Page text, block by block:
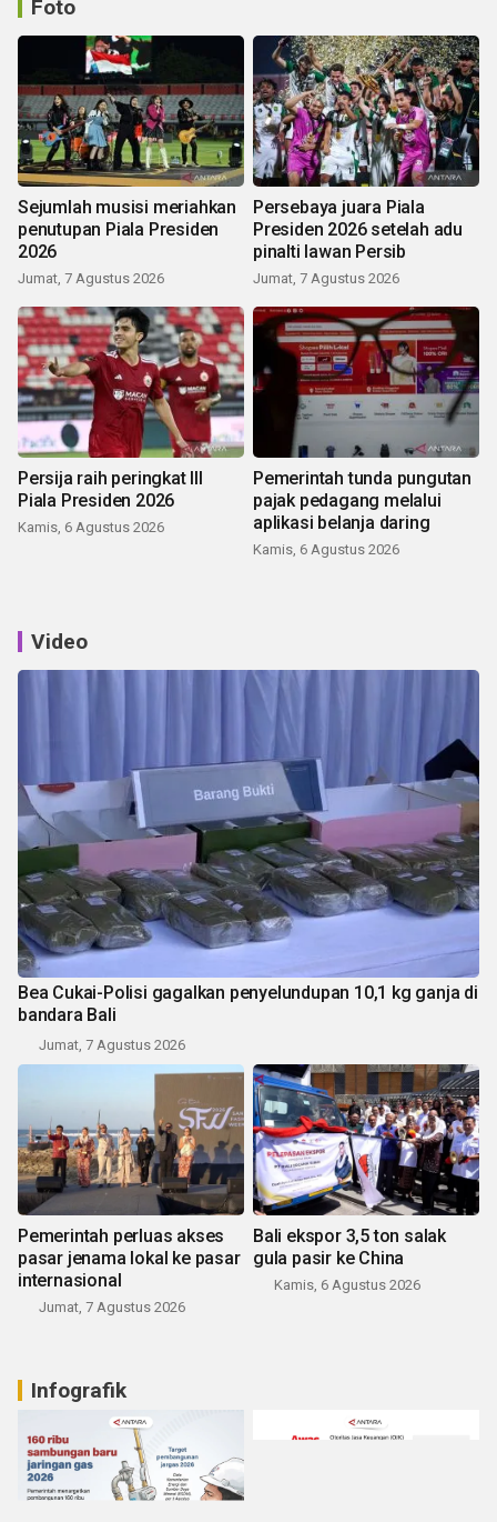
Foto
Sejumlah musisi meriahkan
penutupan Piala Presiden
2026
Jumat, 7 Agustus 2026
Persebaya juara Piala
Presiden 2026 setelah adu
pinalti lawan Persib
Jumat, 7 Agustus 2026
Persija raih peringkat III
Piala Presiden 2026
Kamis, 6 Agustus 2026
Pemerintah tunda pungutan
pajak pedagang melalui
aplikasi belanja daring
Kamis, 6 Agustus 2026
Video
Bea Cukai-Polisi gagalkan penyelundupan 10,1 kg ganja di
bandara Bali
Jumat, 7 Agustus 2026
Pemerintah perluas akses
pasar jenama lokal ke pasar
internasional
Jumat, 7 Agustus 2026
Bali ekspor 3,5 ton salak
gula pasir ke China
Kamis, 6 Agustus 2026
Infografik